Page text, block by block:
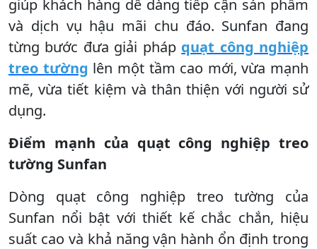
giúp khách hàng dễ dàng tiếp cận sản phẩm
và dịch vụ hậu mãi chu đáo. Sunfan đang
từng bước đưa giải pháp quạt công nghiệp
treo tường lên một tầm cao mới, vừa mạnh
mẽ, vừa tiết kiệm và thân thiện với người sử
dụng.
Điểm mạnh của quạt công nghiệp treo
tường Sunfan
Dòng quạt công nghiệp treo tường của
Sunfan nổi bật với thiết kế chắc chắn, hiệu
suất cao và khả năng vận hành ổn định trong